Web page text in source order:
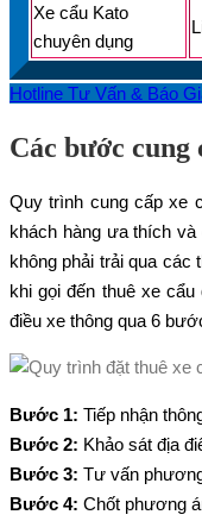
Xe cẩu Kato
chuyên dụng
Hotline Tư Vấn & Báo
Các bước cung
Quy trình cung cấp xe
khách hàng ưa thích
không phải trải qua
khi gọi đến thuê xe
điều xe thông qua 6
Bước 1: Tiếp nhận
Bước 2: Khảo sát địa
Bước 3: Tư vấn
Bước 4: Chốt phương